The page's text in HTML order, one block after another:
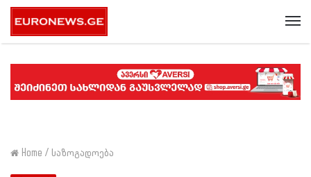
Home / საზოგადოება